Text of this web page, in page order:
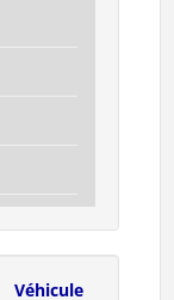
Véhicule